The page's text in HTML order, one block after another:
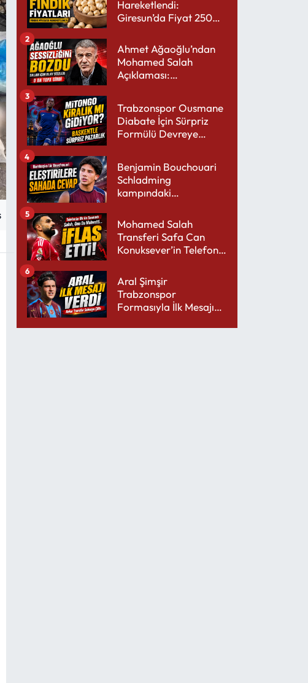
Hareketlendi:
Giresun’da Fiyat 250
Ahmet Ağaoğlu’ndan
Mohamed Salah
Açıklaması:
2
Trabzonspor Ousmane
Diabate İçin Sürpriz
Formülü Devreye
3
Benjamin Bouchouari
Schladming
kampındaki
4
Mohamed Salah
Transferi Safa Can
Konuksever’in Telefon
5
Aral Şimşir
Trabzonspor
Formasıyla İlk Mesajını
6